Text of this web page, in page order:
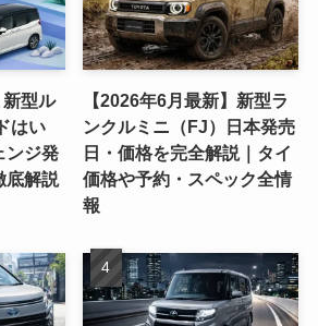
新型ル
はい
ンジ発
底解説
【2026年6月最新】新型ラ
ンクルミニ（FJ）日本発売
日・価格を完全解説｜タイ
価格や予約・スペック全情
報